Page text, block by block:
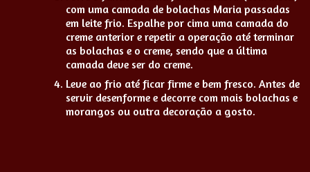
com uma camada de bolachas Maria passadas
em leite frio. Espalhe por cima uma camada do
creme anterior e repetir a operação até terminar
as bolachas e o creme, sendo que a última
camada deve ser do creme.
Leve ao frio até ficar firme e bem fresco. Antes de
servir desenforme e decorre com mais bolachas e
morangos ou outra decoração a gosto.